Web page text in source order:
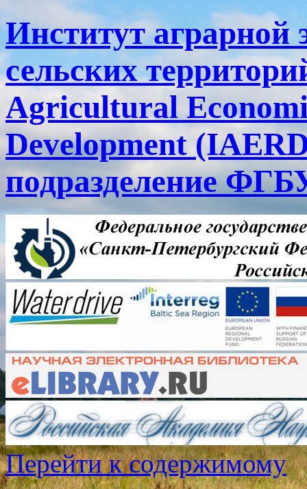
Институт аграрной
сельских
Agricultural
Development
подразделение
Перейти к содержимому